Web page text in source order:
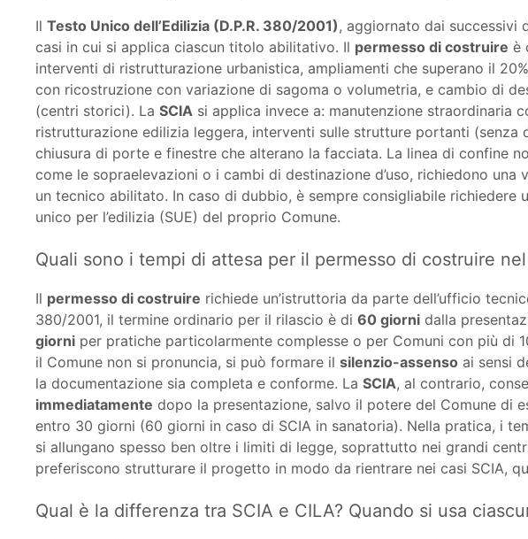
Il Testo Unico dell’Edilizia (D.P.R. 380/2001), aggiornato dai successivi
casi in cui si applica ciascun titolo abilitativo. Il permesso di costruire è
interventi di ristrutturazione urbanistica, ampliamenti che superano il
con ricostruzione con variazione di sagoma o volumetria, e cambio di
(centri storici). La SCIA si applica invece a: manutenzione straordinaria
ristrutturazione edilizia leggera, interventi sulle strutture portanti (senza
chiusura di porte e finestre che alterano la facciata. La linea di confine
come le sopraelevazioni o i cambi di destinazione d’uso, richiedono
un tecnico abilitato. In caso di dubbio, è sempre consigliabile richiedere
unico per l’edilizia (SUE) del proprio Comune.
Quali sono i tempi di attesa per il permesso di costruire
Il permesso di costruire richiede un’istruttoria da parte dell’ufficio
380/2001, il termine ordinario per il rilascio è di 60 giorni dalla
giorni per pratiche particolarmente complesse o per Comuni con più di
il Comune non si pronuncia, si può formare il silenzio-assenso ai sensi
la documentazione sia completa e conforme. La SCIA, al contrario,
immediatamente dopo la presentazione, salvo il potere del Comune di
entro 30 giorni (60 giorni in caso di SCIA in sanatoria). Nella pratica, i
si allungano spesso ben oltre i limiti di legge, soprattutto nei grandi
preferiscono strutturare il progetto in modo da rientrare nei casi SCIA,
Qual è la differenza tra SCIA e CILA? Quando si usa